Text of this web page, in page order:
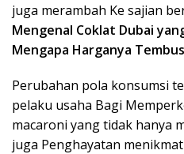
juga merambah Ke sajian
Mengenal Coklat Dubai
Mengapa Harganya
Perubahan pola konsumsi
pelaku usaha Bagi
macaroni yang tidak hanya
juga Penghayatan